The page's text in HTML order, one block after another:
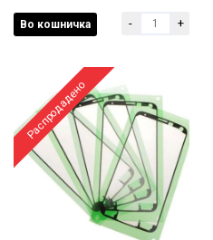
60 ден
Во кошничка - +
Распродадено